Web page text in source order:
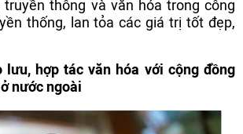
truyền thông và văn hóa trong công
thống, lan tỏa các giá trị tốt đẹp,
lưu, hợp tác văn hóa với cộng đồng
nước ngoài